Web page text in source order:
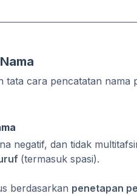
tata cara pencatatan nama
negatif, dan tidak
(termasuk spasi).
berdasarkan penetapan